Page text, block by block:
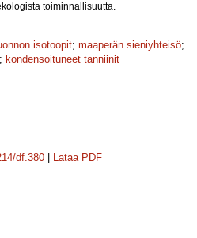
toiminnallisuutta.
isotoopit; maaperän sieniyhteisö;
; kondensoituneet tanniinit
df.380 Lataa PDF